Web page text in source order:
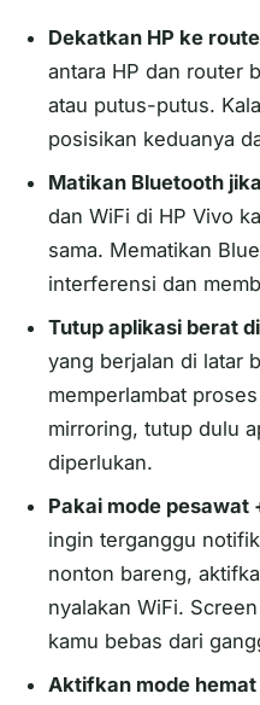
Dekatkan HP ke
antara HP dan router
atau putus-putus.
posisikan keduanya
Matikan Bluetooth
dan WiFi di HP Vivo
sama. Mematikan
interferensi dan
Tutup aplikasi berat
yang berjalan di latar
memperlambat
mirroring, tutup dulu
diperlukan.
Pakai mode pesawat
ingin terganggu
nonton bareng,
nyalakan WiFi.
kamu bebas dari
Aktifkan mode